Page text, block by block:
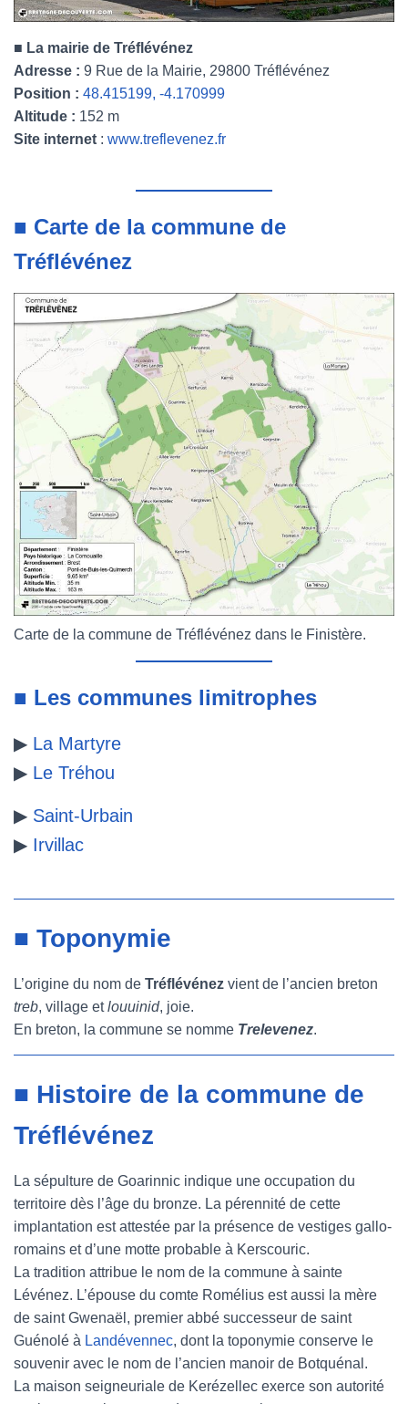
■ La mairie de Tréflévénez
Adresse : 9 Rue de la Mairie, 29800 Tréflévénez
Position : 48.415199, -4.170999
Altitude : 152 m
Site internet : www.treflevenez.fr
■ Carte de la commune de
Tréflévénez
Carte de la commune de Tréflévénez dans le Finistère.
■ Les communes limitrophes
▶ La Martyre
▶ Le Tréhou
▶ Saint-Urbain
▶ Irvillac
■ Toponymie
L’origine du nom de Tréflévénez vient de l’ancien breton
treb, village etlouuinid, joie.
En breton, la commune se nomme Trelevenez.
■ Histoire de la commune de
Tréflévénez
La sépulture de Goarinnic indique une occupation du
territoire dès l’âge du bronze. La pérennité de cette
implantation est attestée par la présence de vestiges gallo-
romains et d’une motte probable à Kerscouric.
La tradition attribue le nom de la commune à sainte
Lévénez. L’épouse du comte Romélius est aussi la mère
de saint Gwenaël, premier abbé successeur de saint
Guénolé à Landévennec, dont la toponymie conserve le
souvenir avec le nom de l’ancien manoir de Botquénal.
La maison seigneuriale de Kerézellec exerce son autorité